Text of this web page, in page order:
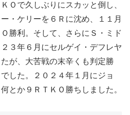
Ｏで久しぶりにスカッと倒し、
・ケリーを６Ｒに沈め、１１月
勝利。そして、さらにＳ・ミド
３年６月にセルゲイ・デフレヤ
が、大苦戦の末辛くも判定勝
した。２０２４年１月にジョ
とか９ＲＴＫＯ勝ちしました。